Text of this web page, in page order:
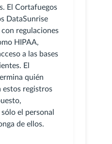
El Cortafuegos
DataSunrise
regulaciones
HIPAA,
a las bases
El
quién
estos registros
el personal
de ellos.